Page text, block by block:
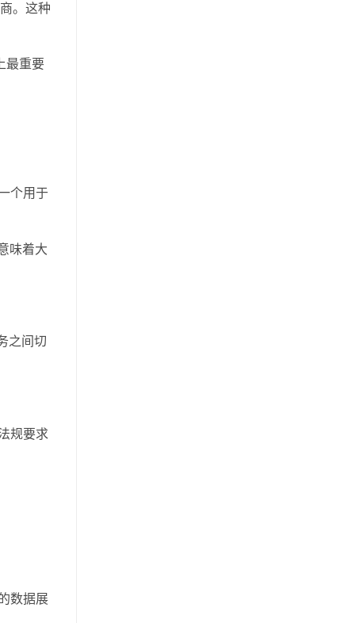
。这种
最重要
个用于
味着大
之间切
规要求
数据展